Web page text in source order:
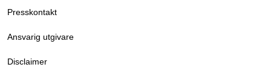
Presskontakt
Ansvarig utgivare
Disclaimer